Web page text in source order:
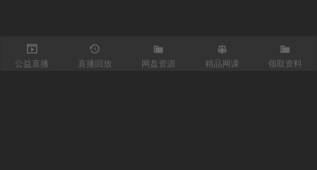
公益直播 直播回放 网盘资源 精品网课 领取资料